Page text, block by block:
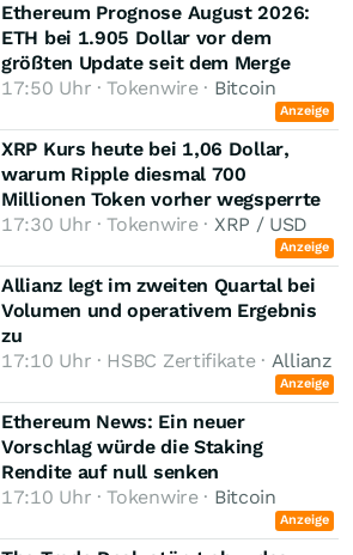
Ethereum Prognose August 2026:
ETH bei 1.905 Dollar vor dem
größten Update seit dem Merge
17:50 Uhr · Tokenwire · Bitcoin
Anzeige
XRP Kurs heute bei 1,06 Dollar,
warum Ripple diesmal 700
Millionen Token vorher wegsperrte
17:30 Uhr · Tokenwire · XRP / USD
Anzeige
Allianz legt im zweiten Quartal bei
Volumen und operativem Ergebnis
zu
17:10 Uhr · HSBC Zertifikate · Allianz
Anzeige
Ethereum News: Ein neuer
Vorschlag würde die Staking
Rendite auf null senken
17:10 Uhr · Tokenwire · Bitcoin
Anzeige